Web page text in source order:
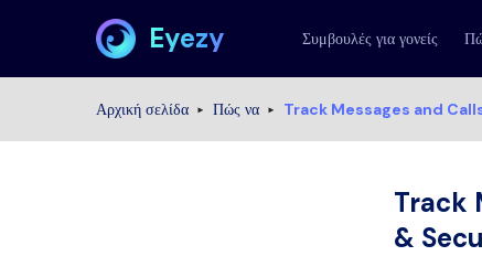
Eyezy Συμβουλές για γονείς
Αρχική σελίδα Πώς να Track Messages and
Track
&